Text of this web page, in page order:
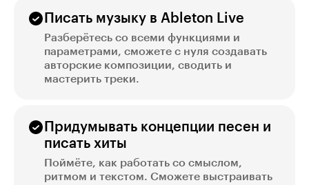
Писать музыку в Ableton Live
Разберётесь со всеми функциями и
параметрами, сможете с нуля создавать
авторские композиции, сводить и
мастерить треки.
Придумывать концепции песен и
писать хиты
Поймёте, как работать со смыслом,
ритмом и текстом. Сможете выстраивать